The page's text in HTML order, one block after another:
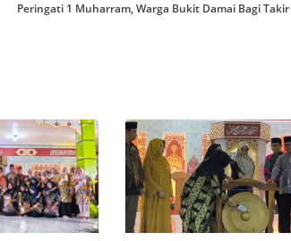
Peringati 1 Muharram, Warga Bukit Damai Bagi Takir